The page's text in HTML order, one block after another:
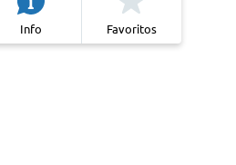
Info Favoritos